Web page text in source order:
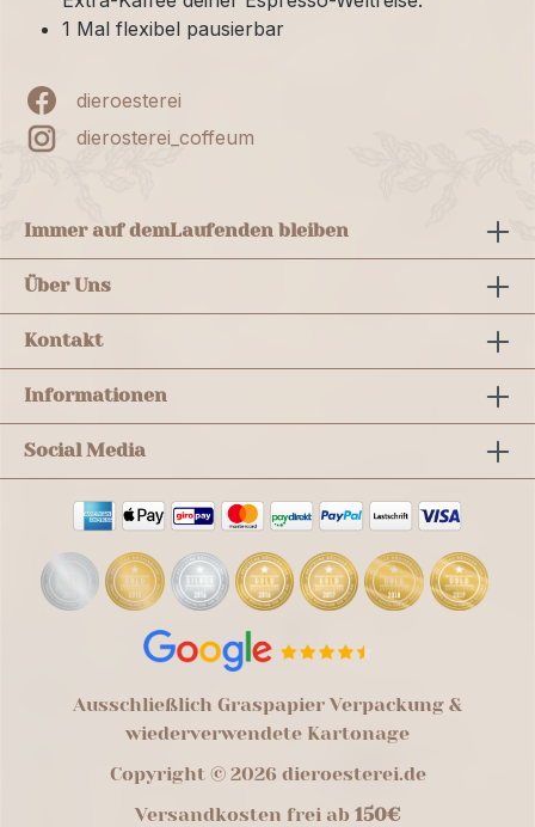
1 Mal flexibel pausierbar
dieroesterei
dierosterei_coffeum
Immer auf demLaufenden bleiben
Über Uns
Kontakt
Informationen
Social Media
Ausschließlich Graspapier Verpackung &
wiederverwendete Kartonage
Copyright © 2026 dieroesterei.de
Versandkosten frei ab 150€